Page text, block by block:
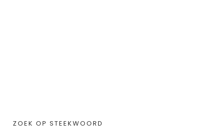
ZOEK OP STEEKWOORD